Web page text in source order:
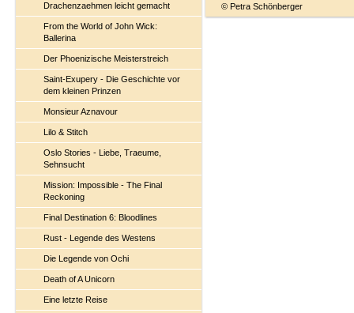
Drachenzaehmen leicht gemacht
From the World of John Wick:
Ballerina
Der Phoenizische Meisterstreich
Saint-Exupery - Die Geschichte vor
dem kleinen Prinzen
Monsieur Aznavour
Lilo & Stitch
Oslo Stories - Liebe, Traeume,
Sehnsucht
Mission: Impossible - The Final
Reckoning
Final Destination 6: Bloodlines
Rust - Legende des Westens
Die Legende von Ochi
Death of A Unicorn
Eine letzte Reise
© Petra Schönberger